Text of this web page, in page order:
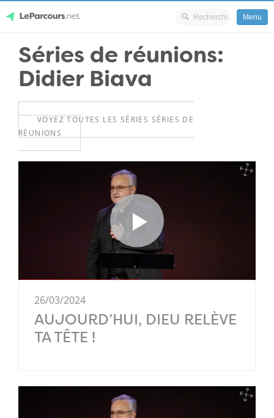
content
LeParcours.net
Menu
Séries de réunions:
Didier Biava
VOYEZ TOUTES LES SÉRIES SÉRIES DE
RÉUNIONS
26/03/2024
AUJOURD’HUI, DIEU RELÈVE
TA TÊTE !